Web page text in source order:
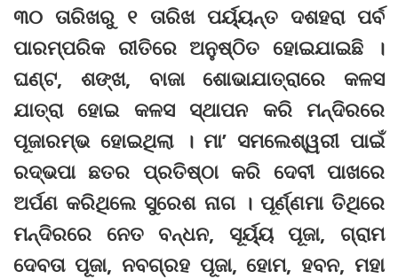
୩୦ ତାରିଖରୁ ୧ ତାରିଖ ପର୍ୟ୍ୟନ୍ତ ଦଶହରା ପର୍ବ
ପାରମ୍ପରିକ ରୀତିରେ ଅନୁଷ୍ଠିତ ହୋଇଯାଇଛି ।
ଘଣ୍ଟ, ଶଙ୍ଖ, ବାଜା ଶୋଭାଯାତ୍ରାରେ କଳସ
ଯାତ୍ରା ହୋଇ କଳସ ସ୍ଥାପନ କରି ମନ୍ଦିରରେ
ପୂଜାରମ୍ଭ ହୋଇଥିଲା । ମା’ ସମଲେଶ୍ୱରୀ ପାଇଁ
ରଦ୍ଭପା ଛତର ପ୍ରତିଷ୍ଠା କରି ଦେବୀ ପାଖରେ
ଅର୍ପଣ କରିଥିଲେ ସୁରେଶ ନାଗ । ପୂର୍ଣ୍ଣମା ତିଥିରେ
ମନ୍ଦିରରେ ନେତ ବନ୍ଧନ, ସୂର୍ୟ୍ୟ ପୂଜା, ଗ୍ରାମ
ଦେବତା ପୂଜା, ନବଗ୍ରହ ପୂଜା, ହୋମ, ହବନ, ମହା